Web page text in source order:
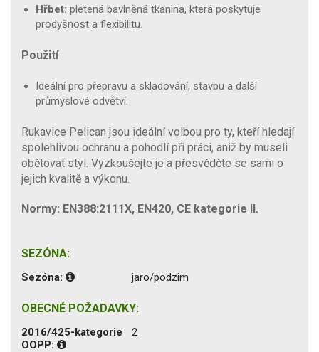
Hřbet: pletená bavlněná tkanina, která poskytuje
prodyšnost a flexibilitu.
Použití
Ideální pro přepravu a skladování, stavbu a další
průmyslové odvětví.
Rukavice Pelican jsou ideální volbou pro ty, kteří hledají
spolehlivou ochranu a pohodlí při práci, aniž by museli
obětovat styl. Vyzkoušejte je a přesvědčte se sami o
jejich kvalitě a výkonu.
Normy: EN388:2111X, EN420, CE kategorie II.
SEZÓNA:
Sezóna: jaro/podzim
OBECNÉ POŽADAVKY:
2016/425-kategorie
OOPP:
2